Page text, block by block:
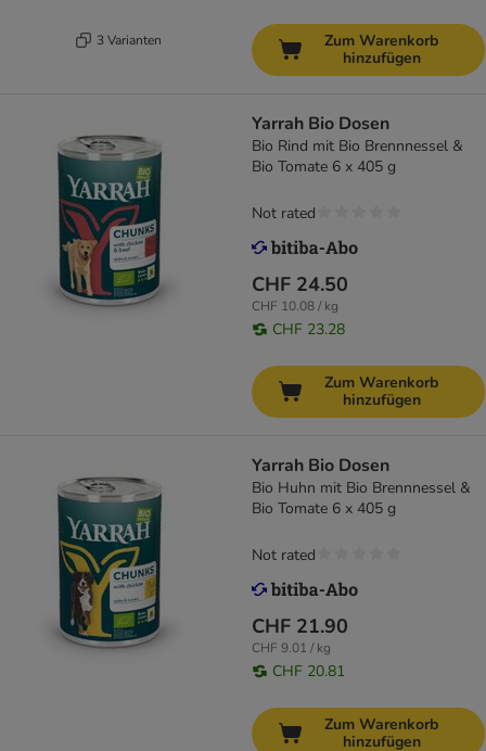
3 Varianten
Zum Warenkorb
hinzufügen
Yarrah Bio Dosen
Bio Rind mit Bio Brennnessel &
Bio Tomate 6 x 405 g
CHF 24.50
CHF 10.08 / kg
CHF 23.28
Not rated
Zum Warenkorb
hinzufügen
Yarrah Bio Dosen
Bio Huhn mit Bio Brennnessel &
Bio Tomate 6 x 405 g
CHF 21.90
CHF 9.01 / kg
CHF 20.81
Not rated
Zum Warenkorb
hinzufügen